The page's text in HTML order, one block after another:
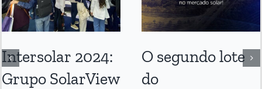
Intersolar 2024:
Grupo SolarView
O segundo lote
do